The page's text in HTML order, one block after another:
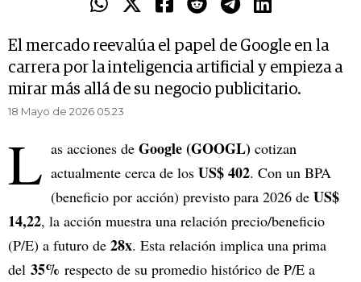
El mercado reevalúa el papel de Google en la
carrera por la inteligencia artificial y empieza a
mirar más allá de su negocio publicitario.
18 Mayo de 2026 05.23
L as acciones de Google (GOOGL) cotizan
actualmente cerca de los US$ 402. Con un BPA
(beneficio por acción) previsto para 2026 de US$
14,22, la acción muestra una relación precio/beneficio
(P/E) a futuro de 28x. Esta relación implica una prima
del 35% respecto de su promedio histórico de P/E a